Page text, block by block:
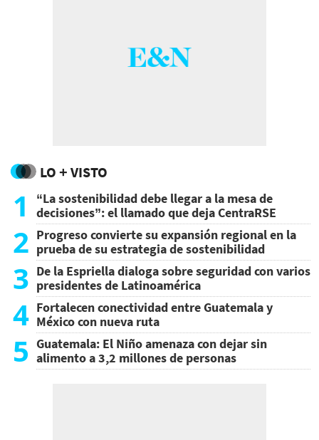
LO + VISTO
1
“La sostenibilidad debe llegar a la mesa de
decisiones”: el llamado que deja CentraRSE
2 Progreso convierte su expansión regional en la
prueba de su estrategia de sostenibilidad
3 De la Espriella dialoga sobre seguridad con varios
presidentes de Latinoamérica
4 Fortalecen conectividad entre Guatemala y
México con nueva ruta
5 Guatemala: El Niño amenaza con dejar sin
alimento a 3,2 millones de personas